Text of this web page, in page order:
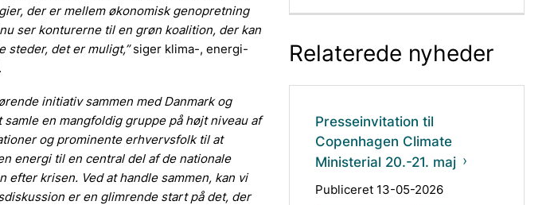
der er mellem økonomisk genopretning
ser konturerne til en grøn koalition, der kan
steder, det er muligt,”siger klima-, energi-
initiativ sammen med Danmark og
en mangfoldig gruppe på højt niveau af
og prominente erhvervsfolk til at
energi til en central del af de nationale
krisen. Ved at handle sammen, kan vi
er en glimrende start på det, der
Relaterede nyheder
Presseinvitation til
Copenhagen Climate
Ministerial 20.-21. maj
Publiceret 13-05-2026